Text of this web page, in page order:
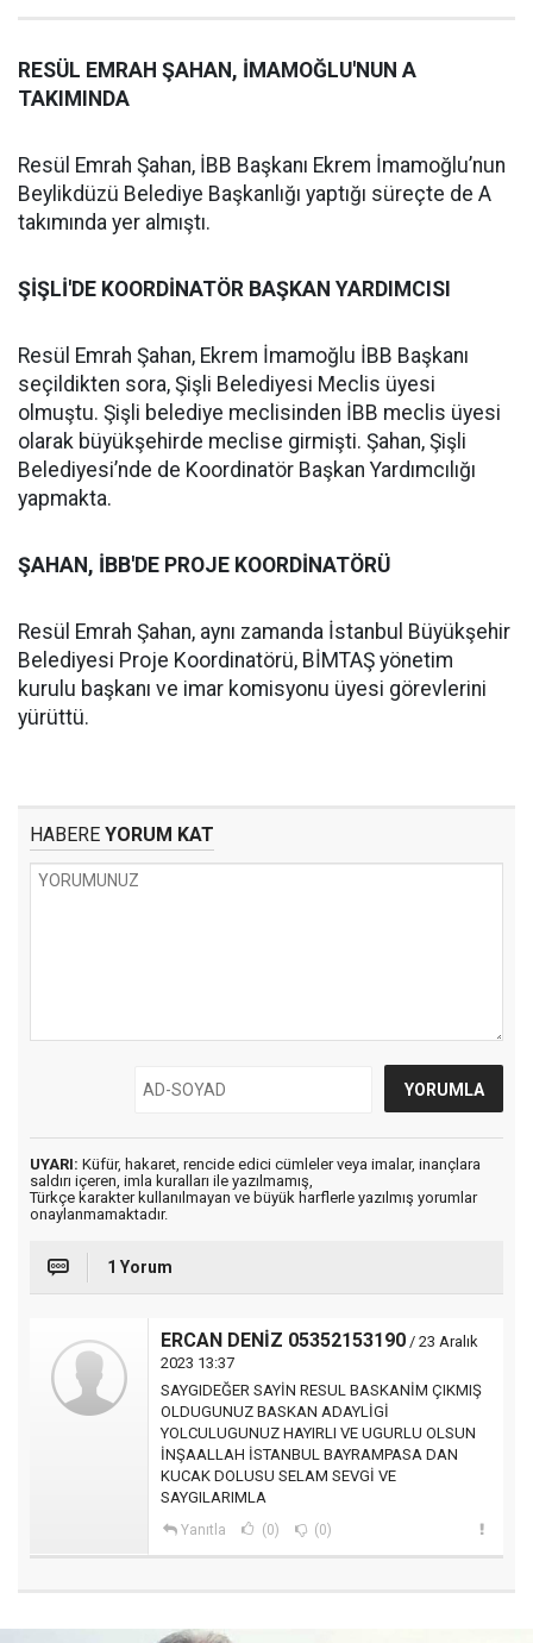
RESÜL EMRAH ŞAHAN, İMAMOĞLU'NUN A
TAKIMINDA
Resül Emrah Şahan, İBB Başkanı Ekrem İmamoğlu’nun
Beylikdüzü Belediye Başkanlığı yaptığı süreçte de A
takımında yer almıştı.
ŞİŞLİ'DE KOORDİNATÖR BAŞKAN YARDIMCISI
Resül Emrah Şahan, Ekrem İmamoğlu İBB Başkanı
seçildikten sora, Şişli Belediyesi Meclis üyesi
olmuştu. Şişli belediye meclisinden İBB meclis üyesi
olarak büyükşehirde meclise girmişti. Şahan, Şişli
Belediyesi’nde de Koordinatör Başkan Yardımcılığı
yapmakta.
ŞAHAN, İBB'DE PROJE KOORDİNATÖRÜ
Resül Emrah Şahan, aynı zamanda İstanbul Büyükşehir
Belediyesi Proje Koordinatörü, BİMTAŞ yönetim
kurulu başkanı ve imar komisyonu üyesi görevlerini
yürüttü.
HABERE YORUM KAT
UYARI: Küfür, hakaret, rencide edici cümleler veya imalar, inançlara
saldırı içeren, imla kuralları ile yazılmamış,
Türkçe karakter kullanılmayan ve büyük harflerle yazılmış yorumlar
onaylanmamaktadır.
1 Yorum
ERCAN DENİZ 05352153190 / 23 Aralık
2023 13:37
SAYGIDEĞER SAYİN RESUL BASKANİM ÇIKMIŞ
OLDUGUNUZ BASKAN ADAYLİGİ
YOLCULUGUNUZ HAYIRLI VE UGURLU OLSUN
İNŞAALLAH İSTANBUL BAYRAMPASA DAN
KUCAK DOLUSU SELAM SEVGİ VE
SAYGILARIMLA
Yanıtla (0) (0)